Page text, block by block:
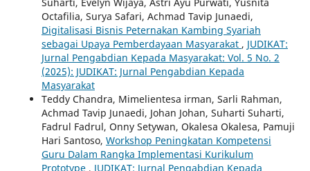
Octafilia, Surya Safari, Achmad Tavip Junaedi,
Digitalisasi Bisnis Peternakan Kambing Syariah
sebagai Upaya Pemberdayaan Masyarakat , JUDIKAT:
Jurnal Pengabdian Kepada Masyarakat: Vol. 5 No. 2
(2025): JUDIKAT: Jurnal Pengabdian Kepada
Masyarakat
Teddy Chandra, Mimelientesa irman, Sarli Rahman,
Achmad Tavip Junaedi, Johan Johan, Suharti Suharti,
Fadrul Fadrul, Onny Setywan, Okalesa Okalesa, Pamuji
Hari Santoso, Workshop Peningkatan Kompetensi
Guru Dalam Rangka Implementasi Kurikulum
Prototype , JUDIKAT: Jurnal Pengabdian Kepada